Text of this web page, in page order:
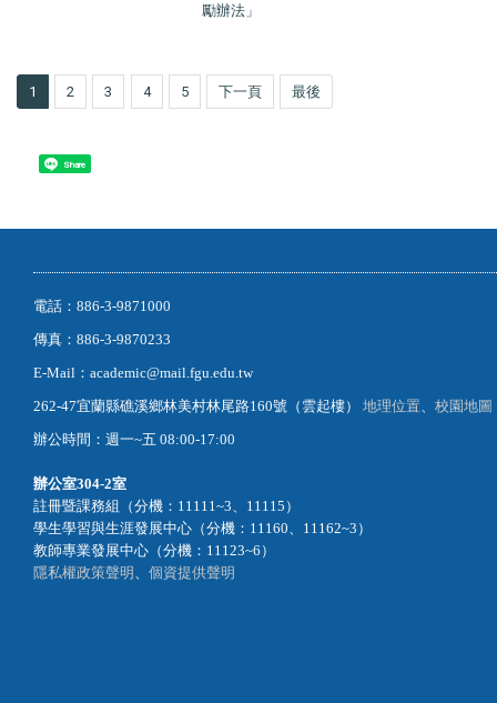
勵辦法」
1 2 3 4 5 下一頁 最後
Share
電話：886-3-9871000
傳真：886-3-9870233
E-Mail：academic@mail.fgu.edu.tw
262-47宜蘭縣礁溪鄉林美村林尾路160號（雲起樓） 地理位置、 校園地圖
辦公時間：週一~五 08:00-17:00
辦公室304-2室
註冊暨課務組（分機：11111~3、11115）
學生學習與生涯發展中心（分機：11160、11162~3）
教師專業發展中心（分機：11123~6）
隱私權政策聲明 、 個資提供聲明